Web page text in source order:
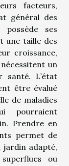
facteurs,
général des
possède ses
une taille des
croissance,
un
santé. L’état
être évalué
de maladies
pourraient
Prendre en
permet de
jardin adapté,
ou